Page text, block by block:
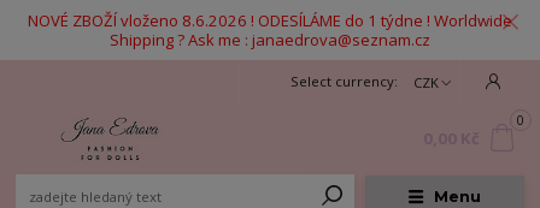
NOVÉ ZBOŽÍ vloženo 8.6.2026 ! ODESÍLÁME do 1 týdne ! Worldwide
Shipping ? Ask me : janaedrova@seznam.cz
Menu
CZK
0